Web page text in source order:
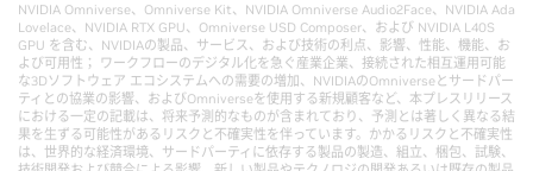
NVIDIA Omniverse、Omniverse Kit、NVIDIA Omniverse Audio2Face、NVIDIA Ada
Lovelace、NVIDIA RTX GPU、Omniverse USD Composer、および NVIDIA L40S
GPU を含む、NVIDIAの製品、サービス、および技術の利点、影響、性能、機能、お
よび可用性； ワークフローのデジタル化を急ぐ産業企業、接続された相互運用可能
な3Dソフトウェア エコシステムへの需要の増加、NVIDIAのOmniverseとサードパー
ティとの協業の影響、およびOmniverseを使用する新規顧客など、本プレスリリース
における一定の記載は、将来予測的なものが含まれており、予測とは著しく異なる結
果を生ずる可能性があるリスクと不確実性を伴っています。かかるリスクと不確実性
は、世界的な経済環境、サードパーティに依存する製品の製造、組立、梱包、試験、